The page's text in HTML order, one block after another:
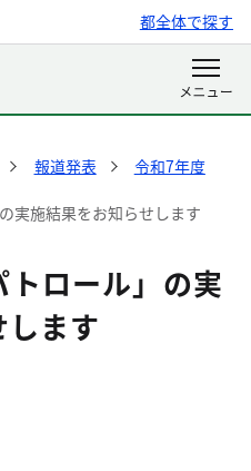
都全体で探す
報道発表
令和7年度
実施結果をお知らせします
トロール」の実
ます